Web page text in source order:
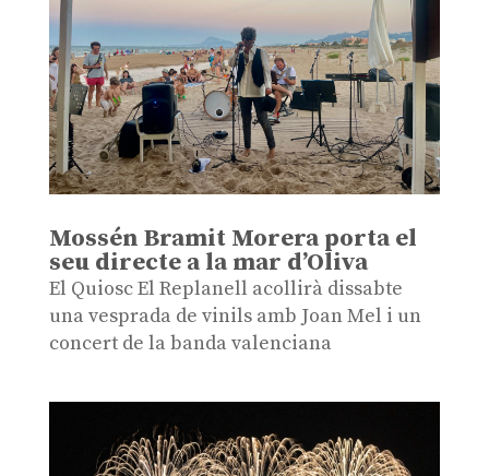
Mossén Bramit Morera porta el
seu directe a la mar d’Oliva
El Quiosc El Replanell acollirà dissabte
una vesprada de vinils amb Joan Mel i un
concert de la banda valenciana